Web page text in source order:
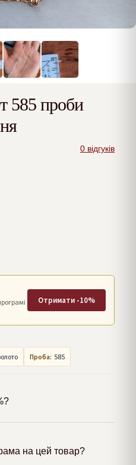
585 проби
0 відгуків
Отримати -10%
Проба: 585
на цей товар?